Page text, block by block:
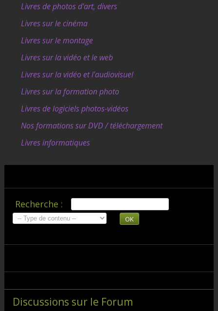
Livres de photos d'art, divers
Livres sur le cinéma
Livres sur le montage
Livres sur la vidéo et le web
Livres sur la vidéo et l'audiovisuel
Livres sur la formation photo
Livres de logiciels photos-vidéos
Nos formations sur DVD / téléchargement
Livres informatiques
Recherche :
OK
Discussions sur le Forum